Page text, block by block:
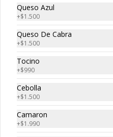
Conócenos
Zona de Delivery
Términos y condiciones
Queso Azul
+$1.500
Queso De Cabra
+$1.500
Tocino
+$990
Cebolla
+$1.500
Camaron
+$1.990